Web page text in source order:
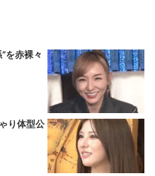
を赤裸々
り体型公